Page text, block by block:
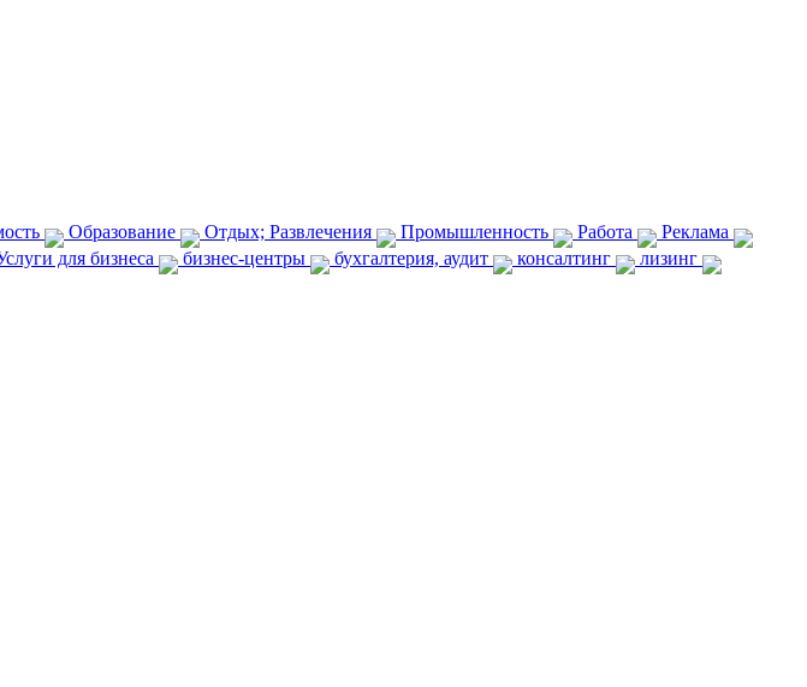
Образование Отдых; Развлечения Промышленность Работа
Реклама
для бизнеса бизнес-центры бухгалтерия, аудит консалтинг
лизинг